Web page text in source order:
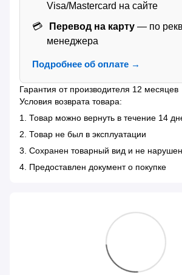
Visa/Mastercard на сайте
Перевод на карту — по
менеджера
Подробнее об оплате →
Гарантия от производителя 12 месяцев
Условия возврата товара:
1. Товар можно вернуть в течение 14
2. Товар не был в эксплуатации
3. Сохранен товарный вид и не
4. Предоставлен документ о покупке